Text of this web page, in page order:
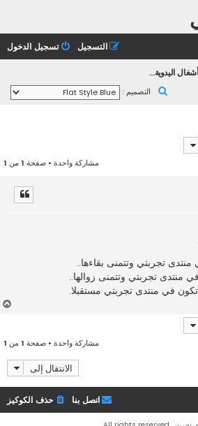
تسجيل الدخول التسجيل
الأشغال اليدوية وإبداعات الأعضاء
التصميم :
مشاركة واحدة • صفحة 1 من 1
تجربتي وتتمنى بقاءها..
منتدى تجربتي وتتمنى زوالها..
تكون في منتدى تجربتي مستقبلا.
مشاركة واحدة • صفحة 1 من 1
الانتقال إلى
حذف الكوكيز اتصل بنا